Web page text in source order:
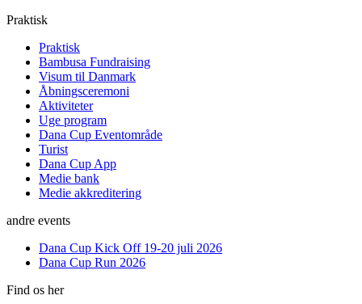
Praktisk
Praktisk
Bambusa Fundraising
Visum til Danmark
Åbningsceremoni
Aktiviteter
Uge program
Dana Cup Eventområde
Turist
Dana Cup App
Medie bank
Medie akkreditering
andre events
Dana Cup Kick Off 19-20 juli 2026
Dana Cup Run 2026
Find os her